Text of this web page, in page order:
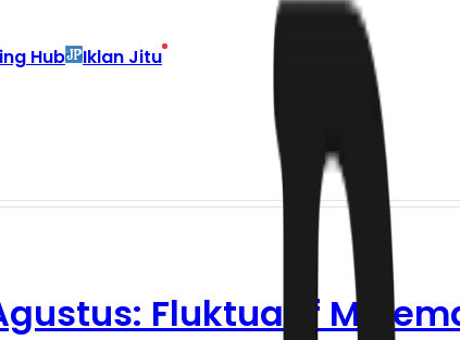
Hub Iklan Jitu
Fluktuatif